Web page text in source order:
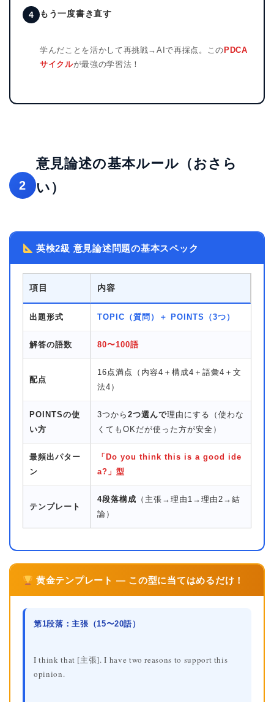
4 もう一度書き直す
学んだことを活かして再挑戦→AIで再採点。この PDCA
サイクルが最強の学習法！
2
意見論述の基本ルール（おさら
い）
英検2級 意見論述問題の基本スペック
項目 内容
出題形式 TOPIC（質問）＋ POINTS（3つ）
解答の語数 80〜100語
配点
16点満点（内容4＋構成4＋語彙4＋文
法4）
POINTSの使
い方
3つから 2つ選んで理由にする（使わな
くてもOKだが使った方が安全）
最頻出パター
ン
「Do you think this is a good ide
a?」型
テンプレート
4段落構成 （主張→理由1→理由2→結
論）
黄金テンプレート — この型に当てはめるだけ！
第1段落：主張（15〜20語）
I think that [主張]. I have two reasons to support this
opinion.